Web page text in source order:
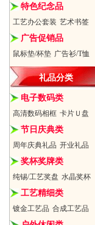
特色纪念品
工艺办公套装 艺术书签
广告促销品
鼠标垫/杯垫 广告衫/T恤
礼品分类
电子数码类
高清数码相框 卡片Ｕ盘
节日庆典类
周年庆典礼品 开业礼品
奖杯奖牌类
纯锡/工艺奖盘 水晶奖杯
工艺精细类
镀金工艺品 合成工艺品